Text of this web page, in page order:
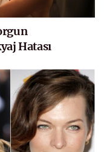
Hatası